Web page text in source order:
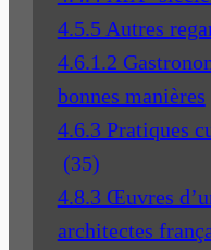
4.5.5 Autres
4.6.1.2
bonnes manières
4.6.3 Pratiques
(35)
4.8.3 Œuvres
architectes